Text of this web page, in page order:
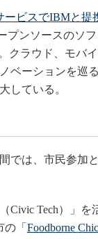
ービスでIBMと提
プンソースのソ
クラウド、モバイ
ベーションを巡
している。
では、市民参加
Tech）」を
「 Foodborne